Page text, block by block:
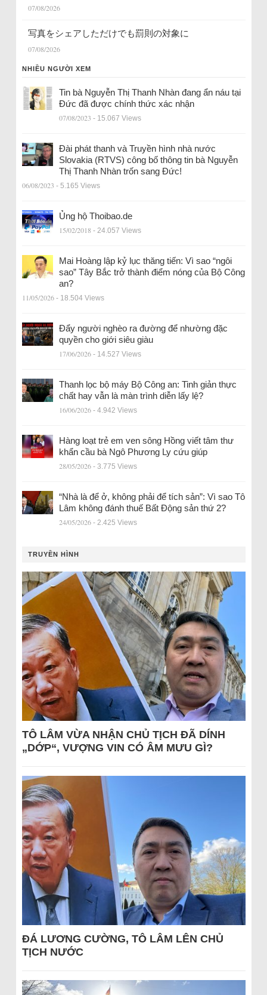
07/08/2026
写真をシェアしただけでも罰則の対象に
07/08/2026
NHIỀU NGƯỜI XEM
Tin bà Nguyễn Thị Thanh Nhàn đang ẩn náu tại
Đức đã được chính thức xác nhận
07/08/2023 - 15.067 Views
Đài phát thanh và Truyền hình nhà nước
Slovakia (RTVS) công bố thông tin bà Nguyễn
Thị Thanh Nhàn trốn sang Đức!
06/08/2023 - 5.165 Views
Ủng hộ Thoibao.de
15/02/2018 - 24.057 Views
Mai Hoàng lập kỷ lục thăng tiến: Vì sao “ngôi
sao” Tây Bắc trở thành điểm nóng của Bộ Công
an?
11/05/2026 - 18.504 Views
Đẩy người nghèo ra đường để nhường đặc
quyền cho giới siêu giàu
17/06/2026 - 14.527 Views
Thanh lọc bộ máy Bộ Công an: Tinh giản thực
chất hay vẫn là màn trình diễn lấy lệ?
16/06/2026 - 4.942 Views
Hàng loạt trẻ em ven sông Hồng viết tâm thư
khẩn cầu bà Ngô Phương Ly cứu giúp
28/05/2026 - 3.775 Views
“Nhà là để ở, không phải để tích sản”: Vì sao Tô
Lâm không đánh thuế Bất Động sản thứ 2?
24/05/2026 - 2.425 Views
TRUYỀN HÌNH
TÔ LÂM VỪA NHẬN CHỦ TỊCH ĐÃ DÍNH
„DỚP“, VƯỢNG VIN CÓ ÂM MƯU GÌ?
ĐÁ LƯƠNG CƯỜNG, TÔ LÂM LÊN CHỦ
TỊCH NƯỚC